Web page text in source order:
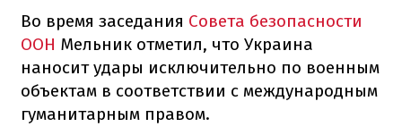
Во время заседания Совета безопасности
ООН Мельник отметил, что Украина
наносит удары исключительно по военным
объектам в соответствии с международным
гуманитарным правом.